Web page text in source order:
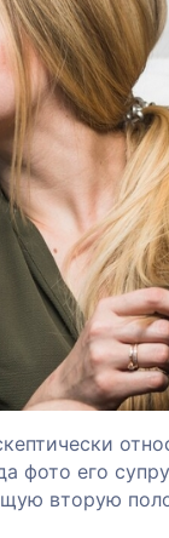
фото его
вторую